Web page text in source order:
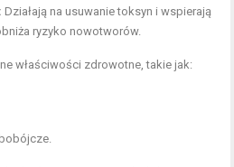
Działają na usuwanie toksyn i wspierają
ryzyko nowotworów.
właściwości zdrowotne, takie jak: